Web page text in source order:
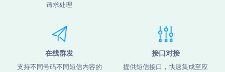
请求处理
在线群发
支持不同号码不同短信内容的
接口对接
提供短信接口，快速集成至应